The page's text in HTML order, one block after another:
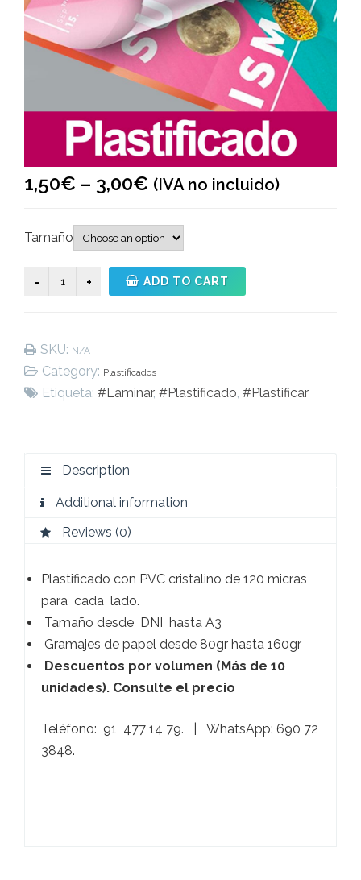
1,50€ – 3,00€ (IVA no incluido)
Tamaño
Plastificado
quantity
ADD TO CART
SKU: N/A
Category: Plastificados
Etiqueta: #Laminar, #Plastificado, #Plastificar
Description
Additional information
Reviews (0)
Plastificado con PVC cristalino de 120 micras
para cada lado.
Tamaño desde DNI hasta A3
Gramajes de papel desde 80gr hasta 160gr
Descuentos por volumen (Más de 10
unidades). Consulte el precio
Teléfono: 91 477 14 79. | WhatsApp: 690 72
3848.